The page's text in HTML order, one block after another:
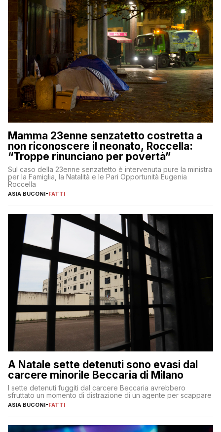
Mamma 23enne senzatetto costretta a
non riconoscere il neonato, Roccella:
“Troppe rinunciano per povertà”
Sul caso della 23enne senzatetto è intervenuta pure la ministra
per la Famiglia, la Natalità e le Pari Opportunità Eugenia
Roccella
ASIA BUCONI-FATTI
A Natale sette detenuti sono evasi dal
carcere minorile Beccaria di Milano
I sette detenuti fuggiti dal carcere Beccaria avrebbero
sfruttato un momento di distrazione di un agente per scappare
ASIA BUCONI-FATTI